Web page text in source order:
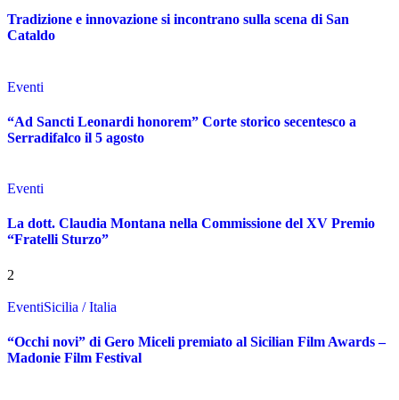
Tradizione e innovazione si incontrano sulla scena di San
Cataldo
Eventi
“Ad Sancti Leonardi honorem” Corte storico secentesco a
Serradifalco il 5 agosto
Eventi
La dott. Claudia Montana nella Commissione del XV Premio
“Fratelli Sturzo”
2
EventiSicilia / Italia
“Occhi novi” di Gero Miceli premiato al Sicilian Film Awards –
Madonie Film Festival